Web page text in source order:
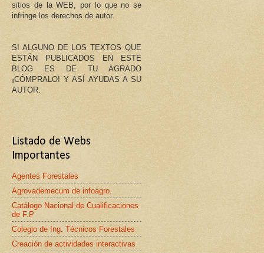
sitios de la WEB, por lo que no se
infringe los derechos de autor.
SI ALGUNO DE LOS TEXTOS QUE
ESTÁN PUBLICADOS EN ESTE
BLOG ES DE TU AGRADO
¡CÓMPRALO! Y ASÍ AYUDAS A SU
AUTOR.
Listado de Webs
Importantes
Agentes Forestales
Agrovademecum de infoagro.
Catálogo Nacional de Cualificaciones
de F.P
Colegio de Ing. Técnicos Forestales
Creación de actividades interactivas